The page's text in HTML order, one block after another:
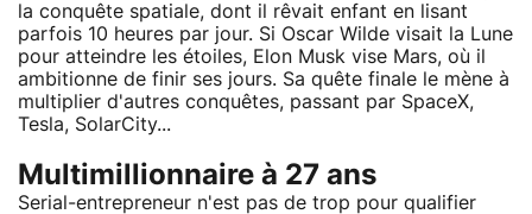
la conquête spatiale, dont il rêvait enfant en lisant
parfois 10 heures par jour. Si Oscar Wilde visait la Lune
pour atteindre les étoiles, Elon Musk vise Mars, où il
ambitionne de finir ses jours. Sa quête finale le mène à
multiplier d'autres conquêtes, passant par SpaceX,
Tesla, SolarCity...
Multimillionnaire à 27 ans
Serial-entrepreneur n'est pas de trop pour qualifier